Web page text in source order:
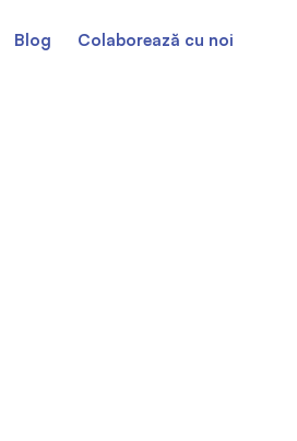
Blog Colaborează cu noi